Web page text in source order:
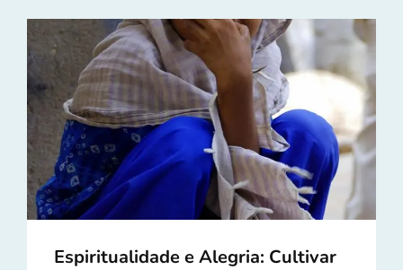
Espiritualidade e Alegria: Cultivar